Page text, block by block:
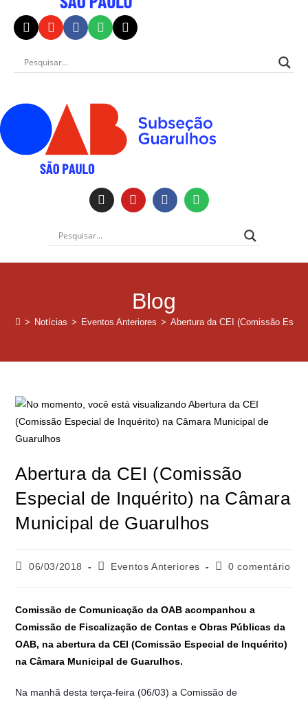
Blog
> Notícias > Eventos Anteriores > Abertura da CEI (Comissão
Abertura da CEI (Comissão
Especial de Inquérito) na Câmara
Municipal de Guarulhos
06/03/2018 Eventos Anteriores 0 comentário
Comissão de Comunicação da OAB acompanhou a
Comissão de Fiscalização de Contas e Obras Públicas da
OAB, na abertura da CEI (Comissão Especial de Inquérito)
na Câmara Municipal de Guarulhos.
Na manhã desta terça-feira (06/03) a Comissão de